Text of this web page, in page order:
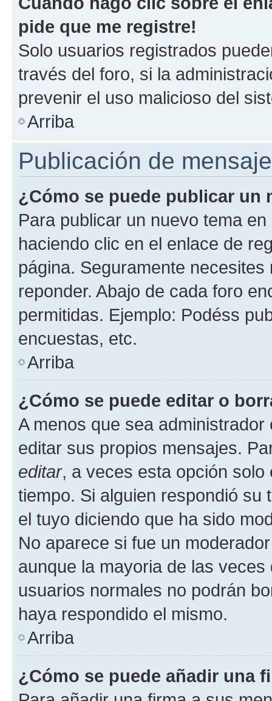
pide que me registre!
Solo usuarios registrados
través del foro, si la
prevenir el uso malicioso del
Arriba
Publicación de
¿Cómo se puede publicar un
Para publicar un nuevo tema
haciendo clic en el enlace de
página. Seguramente
reponder. Abajo de cada foro
permitidas. Ejemplo: Podéss
encuestas, etc.
Arriba
¿Cómo se puede editar o
A menos que sea
editar sus propios mensajes.
editar, a veces esta opción
tiempo. Si alguien respondió
el tuyo diciendo que ha sido
No aparece si fue un
aunque la mayoria de las
usuarios normales no podrán
haya respondido el mismo.
Arriba
¿Cómo se puede añadir una